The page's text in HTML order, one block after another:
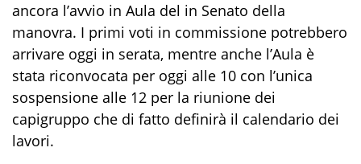
ancora l’avvio in Aula del in Senato della
manovra. I primi voti in commissione potrebbero
arrivare oggi in serata, mentre anche l’Aula è
stata riconvocata per oggi alle 10 con l’unica
sospensione alle 12 per la riunione dei
capigruppo che di fatto definirà il calendario dei
lavori.